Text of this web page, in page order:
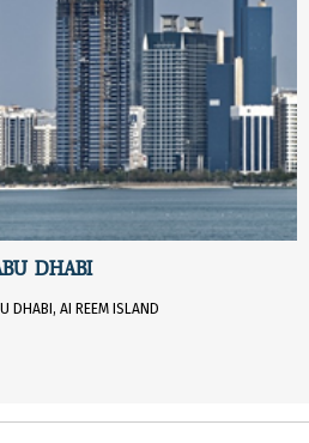
DHABI
DHABI, AI REEM ISLAND